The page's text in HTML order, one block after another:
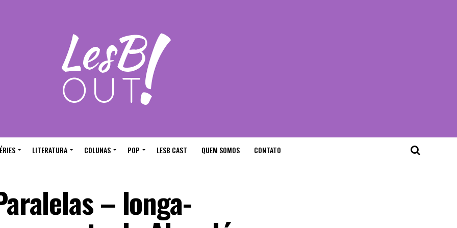
LITERATURA COLUNAS POP LESB CAST QUEM SOMOS CONTATO
– longa-